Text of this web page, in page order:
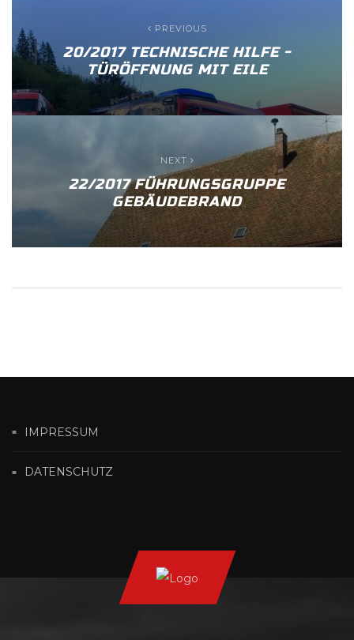
PREVIOUS
20/2017 TECHNISCHE HILFE -
TÜRÖFFNUNG MIT EILE
NEXT
22/2017 FÜHRUNGSGRUPPE
GEBÄUDEBRAND
IMPRESSUM
DATENSCHUTZ